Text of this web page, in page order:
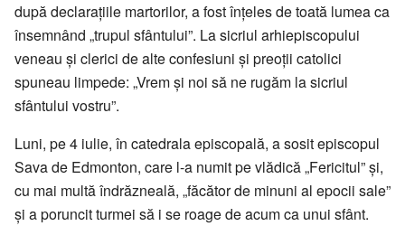
după declarațiile martorilor, a fost înțeles de toată lumea ca
însemnând „trupul sfântului”. La sicriul arhiepiscopului
veneau și clerici de alte confesiuni și preoții catolici
spuneau limpede: „Vrem și noi să ne rugăm la sicriul
sfântului vostru”.
Luni, pe 4 iulie, în catedrala episcopală, a sosit episcopul
Sava de Edmonton, care l-a numit pe vlădică „Fericitul” și,
cu mai multă îndrăzneală, „făcător de minuni al epocii sale”
și a poruncit turmei să i se roage de acum ca unui sfânt.